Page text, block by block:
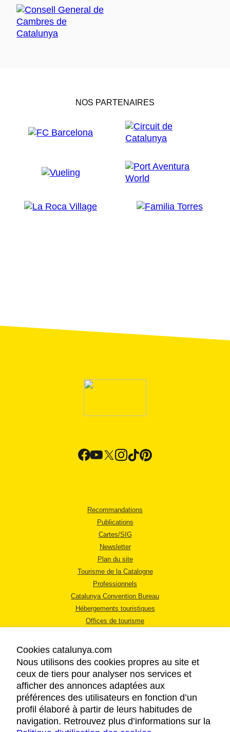
NOS PARTENAIRES
Recommandations
Publications
Cartes/SIG
Newsletter
Plan du site
Tourisme de la Catalogne
Professionnels
Catalunya Convention Bureau
Hébergements touristiques
Offices de tourisme
MENTIONS LÉGALES
RÈGLES DE CONFIDENTIALITÉ
COOKIES
Cookies catalunya.com
Nous utilisons des cookies propres au site et
ceux de tiers pour analyser nos services et
afficher des annonces adaptées aux
préférences des utilisateurs en fonction d’un
profil élaboré à partir de leurs habitudes de
navigation. Retrouvez plus d’informations sur la